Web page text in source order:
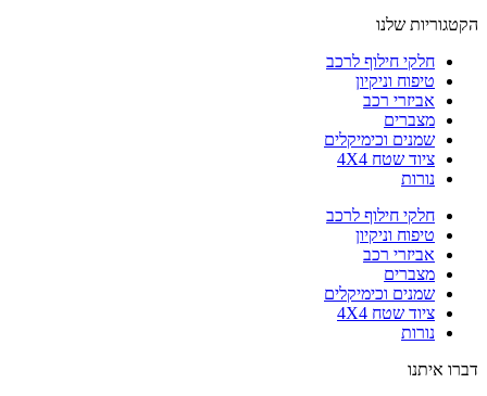
הקטגוריות שלנו
חלקי חילוף לרכב
טיפוח וניקיון
אביזרי רכב
מצברים
שמנים וכימיקלים
ציוד שטח 4X4
נורות
חלקי חילוף לרכב
טיפוח וניקיון
אביזרי רכב
מצברים
שמנים וכימיקלים
ציוד שטח 4X4
נורות
דברו איתנו